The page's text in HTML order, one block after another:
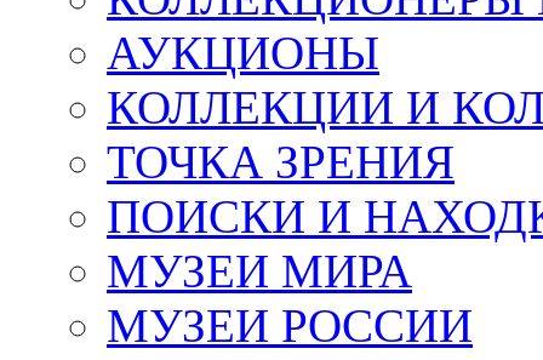
АУКЦИОНЫ
КОЛЛЕКЦИИ И
ТОЧКА ЗРЕНИЯ
ПОИСКИ И
МУЗЕИ МИРА
МУЗЕИ РОССИИ